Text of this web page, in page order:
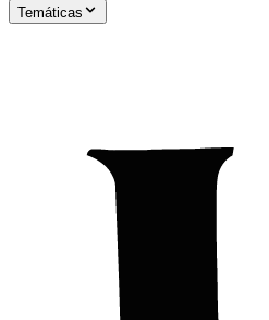
Temáticas